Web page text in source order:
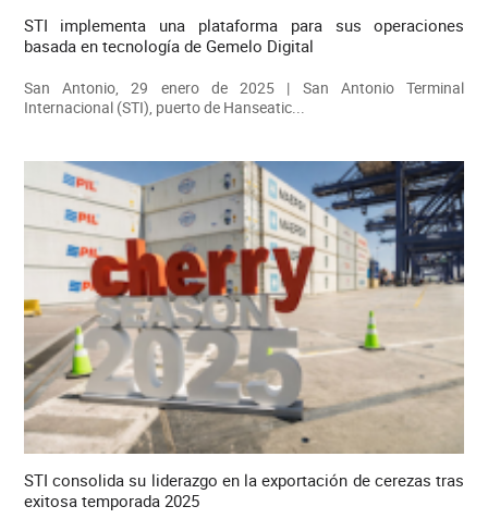
STI implementa una plataforma para sus operaciones
basada en tecnología de Gemelo Digital
San Antonio, 29 enero de 2025 | San Antonio Terminal
Internacional (STI), puerto de Hanseatic...
STI consolida su liderazgo en la exportación de cerezas tras
exitosa temporada 2025